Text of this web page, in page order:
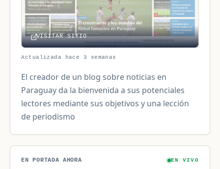
VISITAR SITIO
Actualizada hace 3 semanas
El creador de un blog sobre noticias en
Paraguay da la bienvenida a sus potenciales
lectores mediante sus objetivos y una lección
de periodismo
EN PORTADA AHORA EN VIVO